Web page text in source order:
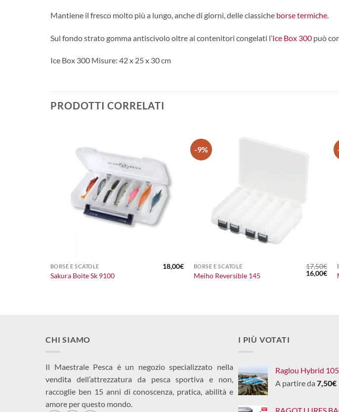
Mantiene il fresco molto più a lungo, anche di giorni, delle classiche borse termiche.
Sul fondo strato gomma antiscivolo oltre ai contenitori congelati l’Ice Box 300 può
Ice Box 300 Misure: 42 x 25 x 30 cm
PRODOTTI CORRELATI
BORSE E SCATOLE
Sakura Boite Sk 9100
18,00€
-9%
BORSE E SCATOLE
Meiho Reversible 145
17,50€
Il
prezzo
16,00€Il
CHI SIAMO
Il Maestrale Pesca è un negozio specializzato nella
vendita dell’attrezzatura da pesca sportiva e non,
raccoglie ben 15 anni di conoscenza, pratica, abilità e
amore per questo mondo.
I PIÙ VOTATI
Raglou Hybrid 105
A partire da 7,50€